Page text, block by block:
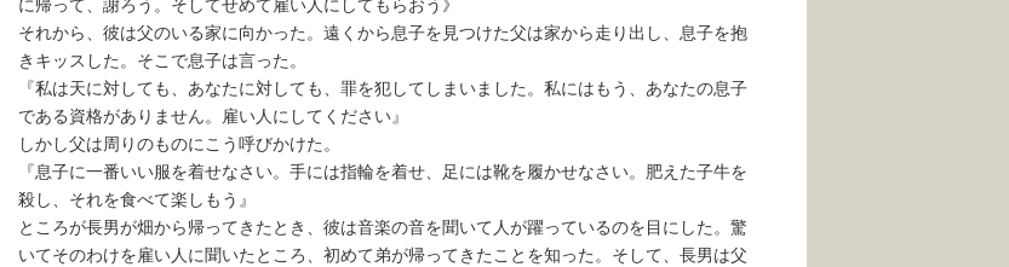
に帰って、謝ろう。そしてせめて雇い人にしてもらおう》
それから、彼は父のいる家に向かった。遠くから息子を見つけた父は家から走り出し、息子を抱
きキッスした。そこで息子は言った。
『私は天に対しても、あなたに対しても、罪を犯してしまいました。私にはもう、あなたの息子
である資格がありません。雇い人にしてください』
しかし父は周りのものにこう呼びかけた。
『息子に一番いい服を着せなさい。手には指輪を着せ、足には靴を履かせなさい。肥えた子牛を
殺し、それを食べて楽しもう』
ところが長男が畑から帰ってきたとき、彼は音楽の音を聞いて人が躍っているのを目にした。驚
いてそのわけを雇い人に聞いたところ、初めて弟が帰ってきたことを知った。そして、長男は父